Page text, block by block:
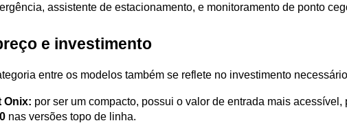
assistente de estacionamento, e monitoramento de ponto
e investimento
entre os modelos também se reflete no investimento
Onix: por ser um compacto, possui o valor de entrada mais
nas versões topo de linha.